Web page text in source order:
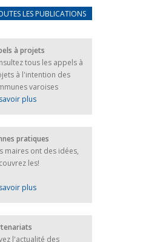
au coeur de
nos actions
FEUILLETER
LES PUBLICATIONS
à projets
tous les appels à
à l'intention des
varoises
plus
pratiques
maires ont des idées,
les!
plus
l'actualité des